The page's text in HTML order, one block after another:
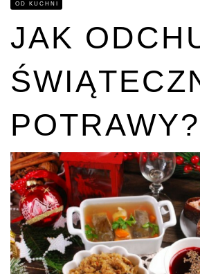
OD KUCHNI
JAK
POTRAWY?